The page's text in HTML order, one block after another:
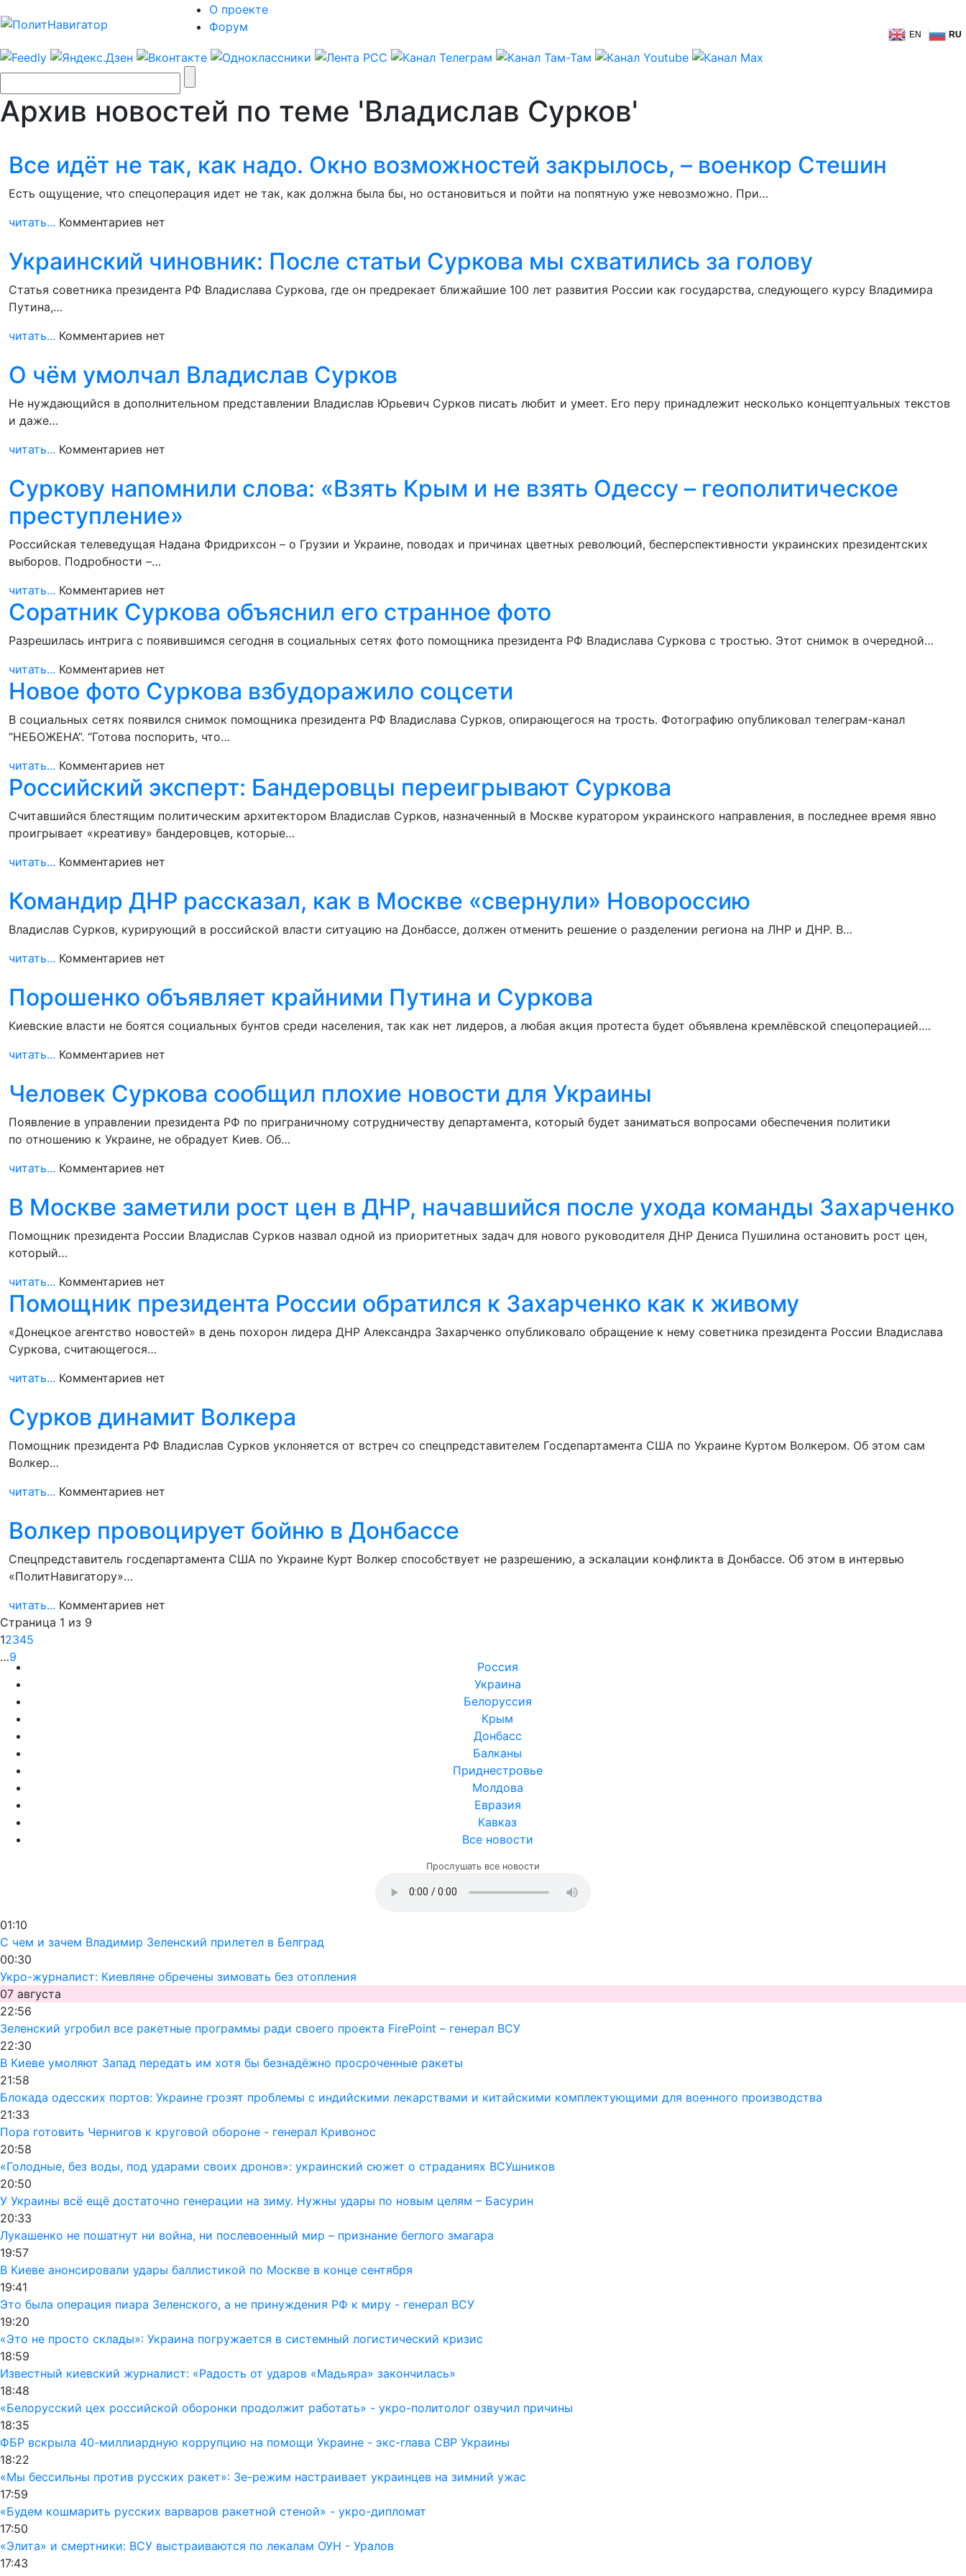
О проекте
Форум
EN RU
Архив новостей по теме 'Владислав Сурков'
Все идёт не так, как надо. Окно возможностей закрылось, – военкор Стешин
Есть ощущение, что спецоперация идет не так, как должна была бы, но остановиться и пойти на попятную уже невозможно. При…
читать... Комментариев нет
Украинский чиновник: После статьи Суркова мы схватились за голову
Статья советника президента РФ Владислава Суркова, где он предрекает ближайшие 100 лет развития России как государства, следующего курсу Владимира
Путина,…
читать... Комментариев нет
О чём умолчал Владислав Сурков
Не нуждающийся в дополнительном представлении Владислав Юрьевич Сурков писать любит и умеет. Его перу принадлежит несколько концептуальных текстов
и даже…
читать... Комментариев нет
Суркову напомнили слова: «Взять Крым и не взять Одессу – геополитическое
преступление»
Российская телеведущая Надана Фридрихсон – о Грузии и Украине, поводах и причинах цветных революций, бесперспективности украинских президентских
выборов. Подробности –…
читать... Комментариев нет
Соратник Суркова объяснил его странное фото
Разрешилась интрига с появившимся сегодня в социальных сетях фото помощника президента РФ Владислава Суркова с тростью. Этот снимок в очередной…
читать... Комментариев нет
Новое фото Суркова взбудоражило соцсети
В социальных сетях появился снимок помощника президента РФ Владислава Сурков, опирающегося на трость. Фотографию опубликовал телеграм-канал
“НЕБОЖЕНА”. “Готова поспорить, что…
читать... Комментариев нет
Российский эксперт: Бандеровцы переигрывают Суркова
Считавшийся блестящим политическим архитектором Владислав Сурков, назначенный в Москве куратором украинского направления, в последнее время явно
проигрывает «креативу» бандеровцев, которые…
читать... Комментариев нет
Командир ДНР рассказал, как в Москве «свернули» Новороссию
Владислав Сурков, курирующий в российской власти ситуацию на Донбассе, должен отменить решение о разделении региона на ЛНР и ДНР. В…
читать... Комментариев нет
Порошенко объявляет крайними Путина и Суркова
Киевские власти не боятся социальных бунтов среди населения, так как нет лидеров, а любая акция протеста будет объявлена кремлёвской спецоперацией.…
читать... Комментариев нет
Человек Суркова сообщил плохие новости для Украины
Появление в управлении президента РФ по приграничному сотрудничеству департамента, который будет заниматься вопросами обеспечения политики
по отношению к Украине, не обрадует Киев. Об…
читать... Комментариев нет
В Москве заметили рост цен в ДНР, начавшийся после ухода команды Захарченко
Помощник президента России Владислав Сурков назвал одной из приоритетных задач для нового руководителя ДНР Дениса Пушилина остановить рост цен,
который…
читать... Комментариев нет
Помощник президента России обратился к Захарченко как к живому
«Донецкое агентство новостей» в день похорон лидера ДНР Александра Захарченко опубликовало обращение к нему советника президента России Владислава
Суркова, считающегося…
читать... Комментариев нет
Сурков динамит Волкера
Помощник президента РФ Владислав Сурков уклоняется от встреч со спецпредставителем Госдепартамента США по Украине Куртом Волкером. Об этом сам
Волкер…
читать... Комментариев нет
Волкер провоцирует бойню в Донбассе
Спецпредставитель госдепартамента США по Украине Курт Волкер способствует не разрешению, а эскалации конфликта в Донбассе. Об этом в интервью
«ПолитНавигатору»…
читать... Комментариев нет
Страница 1 из 9
12345
…9
Россия
Украина
Белоруссия
Крым
Донбасс
Балканы
Приднестровье
Молдова
Евразия
Кавказ
Все новости
Прослушать все новости
01:10
С чем и зачем Владимир Зеленский прилетел в Белград
00:30
Укро-журналист: Киевляне обречены зимовать без отопления
07 августа
22:56
Зеленский угробил все ракетные программы ради своего проекта FirePoint – генерал ВСУ
22:30
В Киеве умоляют Запад передать им хотя бы безнадёжно просроченные ракеты
21:58
Блокада одесских портов: Украине грозят проблемы с индийскими лекарствами и китайскими комплектующими для военного производства
21:33
Пора готовить Чернигов к круговой обороне - генерал Кривонос
20:58
«Голодные, без воды, под ударами своих дронов»: украинский сюжет о страданиях ВСУшников
20:50
У Украины всё ещё достаточно генерации на зиму. Нужны удары по новым целям – Басурин
20:33
Лукашенко не пошатнут ни война, ни послевоенный мир – признание беглого змагара
19:57
В Киеве анонсировали удары баллистикой по Москве в конце сентября
19:41
Это была операция пиара Зеленского, а не принуждения РФ к миру - генерал ВСУ
19:20
«Это не просто склады»: Украина погружается в системный логистический кризис
18:59
Известный киевский журналист: «Радость от ударов «Мадьяра» закончилась»
18:48
«Белорусский цех российской оборонки продолжит работать» - укро-политолог озвучил причины
18:35
ФБР вскрыла 40-миллиардную коррупцию на помощи Украине - экс-глава СВР Украины
18:22
«Мы бессильны против русских ракет»: Зе-режим настраивает украинцев на зимний ужас
17:59
«Будем кошмарить русских варваров ракетной стеной» - укро-дипломат
17:50
«Элита» и смертники: ВСУ выстраиваются по лекалам ОУН - Уралов
17:43